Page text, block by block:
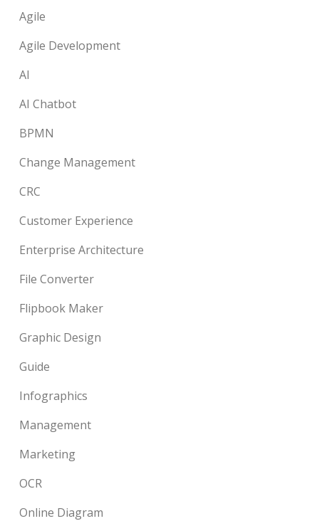
Agile
Agile Development
AI
AI Chatbot
BPMN
Change Management
CRC
Customer Experience
Enterprise Architecture
File Converter
Flipbook Maker
Graphic Design
Guide
Infographics
Management
Marketing
OCR
Online Diagram